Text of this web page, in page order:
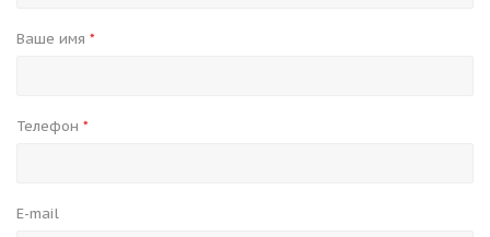
Ваше имя *
Телефон *
E-mail